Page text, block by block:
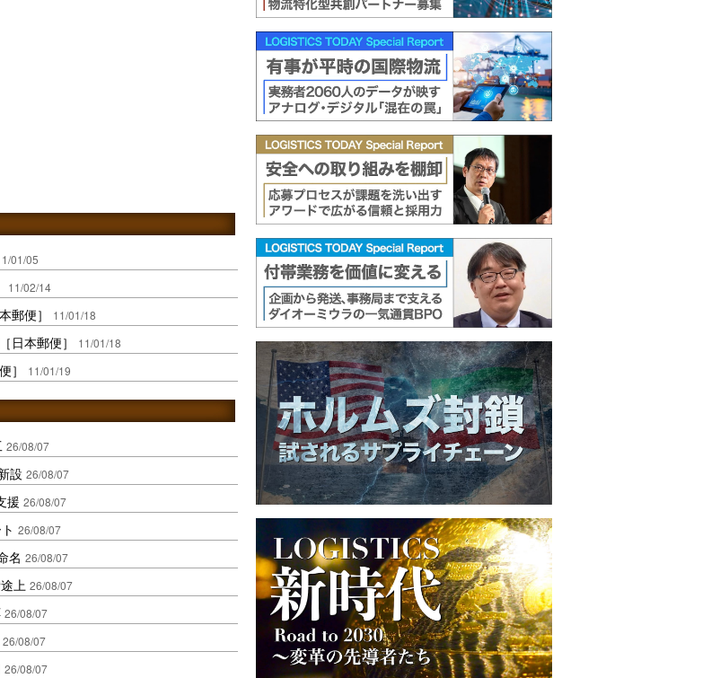
01/05
11/02/14
郵便］ 11/01/18
日本郵便］ 11/01/18
］ 11/01/19
26/08/07
設 26/08/07
援 26/08/07
26/08/07
名 26/08/07
上 26/08/07
26/08/07
26/08/07
26/08/07